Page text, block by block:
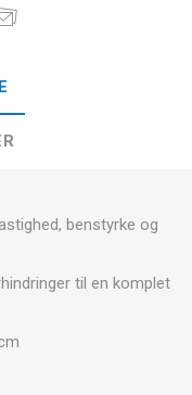
benstyrke og
til en komplet